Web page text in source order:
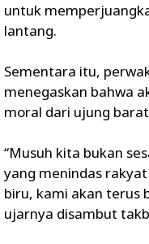
untuk
lantang.
Sementara itu,
menegaskan bahwa
moral dari ujung
“Musuh kita bukan
yang menindas
biru, kami akan terus
ujarnya disambut